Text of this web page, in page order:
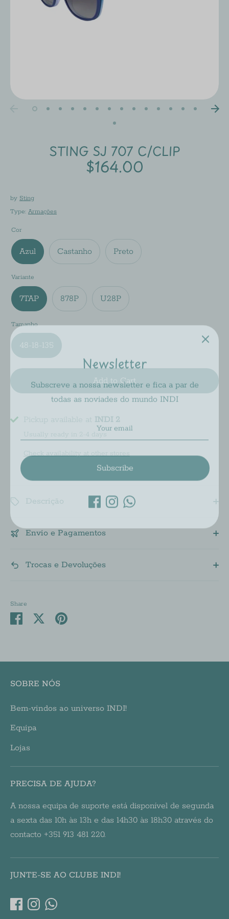
STING SJ 707 C/CLIP
$164.00
by Sting
Type: Armações
Cor
Azul Castanho Preto
Variante
7TAP 878P U28P
Tamanho
48-18-135
Add to Cart
Pickup available at INDI 2
Usually ready in 2-4 days
Check availability at other stores
Descrição
Envio e Pagamentos
Trocas e Devoluções
Share
Share SharePin
Subscreve a nossa newsletter e fica a par de
todas as noviades do mundo INDI
Subscribe
SOBRE NÓS
Bem-vindos ao universo INDI!
Equipa
Lojas
PRECISA DE AJUDA?
A nossa equipa de suporte está disponível de segunda
a sexta das 10h às 13h e das 14h30 às 18h30 através do
contacto +351 913 481 220.
JUNTE-SE AO CLUBE INDI!